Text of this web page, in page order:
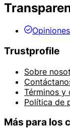
Trustprofile
Sobre
Términos y
Política de
Más para los